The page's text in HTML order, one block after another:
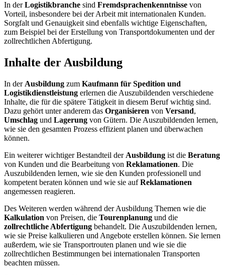
In derLogistikbranche sind Fremdsprachenkenntnisse von
Vorteil, insbesondere bei der Arbeit mit internationalen Kunden.
Sorgfalt und Genauigkeit sind ebenfalls wichtige Eigenschaften,
zum Beispiel bei der Erstellung von Transportdokumenten und der
zollrechtlichen Abfertigung.
Inhalte der Ausbildung
In der Ausbildung zum Kaufmann für Spedition und
Logistikdienstleistung erlernen die Auszubildenden verschiedene
Inhalte, die für die spätere Tätigkeit in diesem Beruf wichtig sind.
Dazu gehört unter anderem das Organisieren von Versand,
Umschlag und Lagerung von Gütern. Die Auszubildenden lernen,
wie sie den gesamten Prozess effizient planen und überwachen
können.
Ein weiterer wichtiger Bestandteil der Ausbildung ist die Beratung
von Kunden und die Bearbeitung von Reklamationen. Die
Auszubildenden lernen, wie sie den Kunden professionell und
kompetent beraten können und wie sie aufReklamationen
angemessen reagieren.
Des Weiteren werden während der Ausbildung Themen wie die
Kalkulation von Preisen, die Tourenplanung und die
zollrechtliche Abfertigung behandelt. Die Auszubildenden lernen,
wie sie Preise kalkulieren und Angebote erstellen können. Sie lernen
außerdem, wie sie Transportrouten planen und wie sie die
zollrechtlichen Bestimmungen bei internationalen Transporten
beachten müssen.